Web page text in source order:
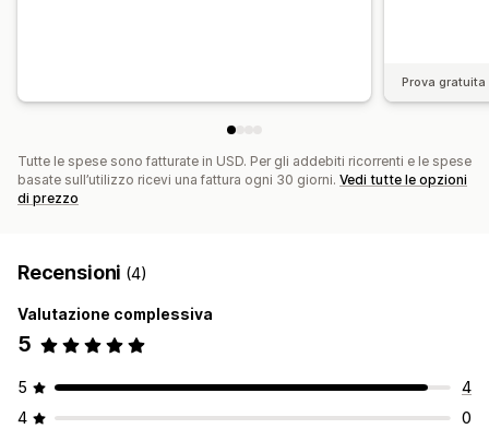
Prova
Tutte le spese sono fatturate in USD. Per gli addebiti ricorrenti e le spese
basate sull’utilizzo ricevi una fattura ogni 30 giorni. Vedi tutte le opzioni
di prezzo
Recensioni (4)
Valutazione complessiva
5
5
4
4
0